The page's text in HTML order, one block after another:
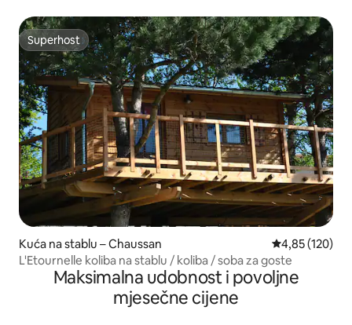
Superhost
Superhost
Kuća na stablu – Chaussan Prosječna
4,85 (120)
L'Etournelle koliba na stablu / koliba / soba za goste
Maksimalna udobnost i povoljne
mjesečne cijene